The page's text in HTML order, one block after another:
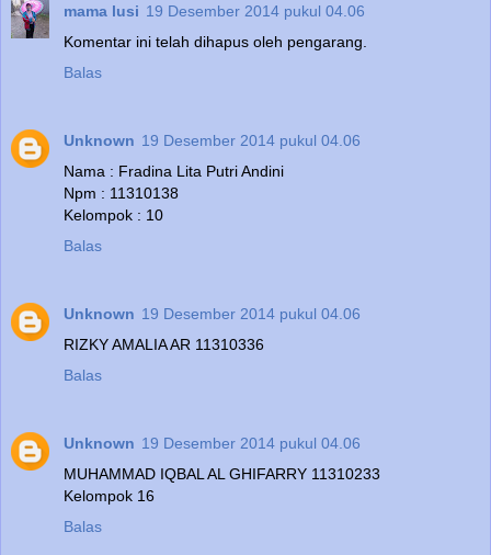
mama lusi 19 Desember 2014 pukul 04.06
Komentar ini telah dihapus oleh pengarang.
Balas
Unknown 19 Desember 2014 pukul 04.06
Nama : Fradina Lita Putri Andini
Npm : 11310138
Kelompok : 10
Balas
Unknown 19 Desember 2014 pukul 04.06
RIZKY AMALIA AR 11310336
Balas
Unknown 19 Desember 2014 pukul 04.06
MUHAMMAD IQBAL AL GHIFARRY 11310233
Kelompok 16
Balas